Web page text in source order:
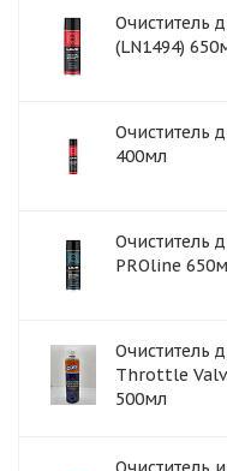
Очиститель
(LN1494)
Очиститель
400мл
Очиститель
PROline
Очиститель
Throttle
500мл